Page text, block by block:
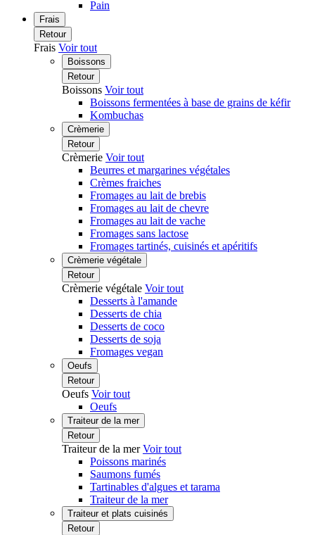
Pain
Frais
Retour
Frais Voir tout
Boissons
Retour
Boissons Voir tout
Boissons fermentées à base de grains de kéfir
Kombuchas
Crèmerie
Retour
Crèmerie Voir tout
Beurres et margarines végétales
Crèmes fraiches
Fromages au lait de brebis
Fromages au lait de chevre
Fromages au lait de vache
Fromages sans lactose
Fromages tartinés, cuisinés et apéritifs
Crèmerie végétale
Retour
Crèmerie végétale Voir tout
Desserts à l'amande
Desserts de chia
Desserts de coco
Desserts de soja
Fromages vegan
Oeufs
Retour
Oeufs Voir tout
Oeufs
Traiteur de la mer
Retour
Traiteur de la merVoir tout
Poissons marinés
Saumons fumés
Tartinables d'algues et tarama
Traiteur de la mer
Traiteur et plats cuisinés
Retour